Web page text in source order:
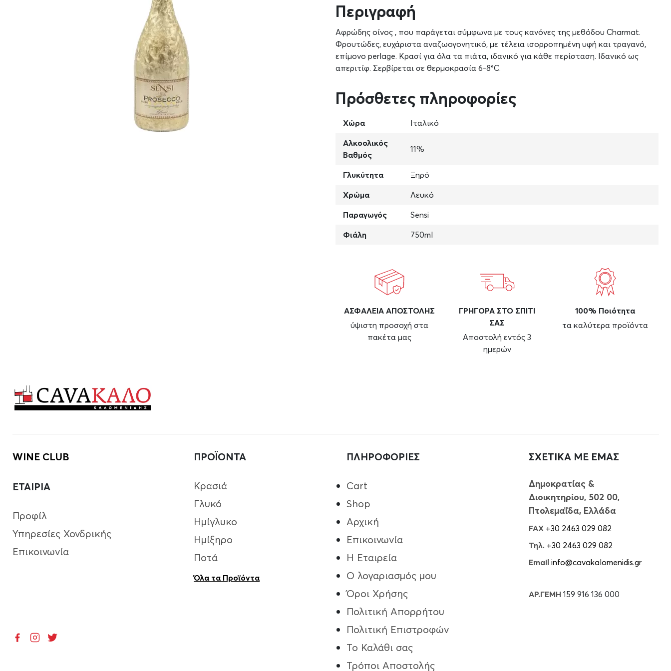
Περιγραφή
Αφρώδης οίνος , που παράγεται σύμφωνα με τους κανόνες της μεθόδου Charmat.
Φρουτώδες, ευχάριστα αναζωογονητικό, με τέλεια ισορροπημένη υφή και τραγανό,
επίμονο perlage. Κρασί για όλα τα πιάτα, ιδανικό για κάθε περίσταση. Ιδανικό ως
απεριτίφ. Σερβίρεται σε θερμοκρασία 6-8°C.
Πρόσθετες πληροφορίες
Χώρα
Ιταλικό
Αλκοολικός
Βαθμός
11%
Γλυκύτητα
Ξηρό
Χρώμα
Λευκό
Παραγωγός
Sensi
Φιάλη
750ml
ΑΣΦAΛΕΙΑ ΑΠΟΣΤΟΛΗΣ
ύψιστη προσοχή στα
πακέτα μας
ΓΡΗΓΟΡΑ ΣΤΟ ΣΠΙΤΙ
ΣΑΣ
Αποστολή εντός 3
ημερών
100% Ποιότητα
τα καλύτερα προϊόντα
WINE CLUB
ΕΤΑΙΡΙΑ
Προφίλ
Υπηρεσίες Χονδρικής
Επικοινωνία
ΠΡΟΪΟΝΤΑ
Κρασιά
Γλυκό
Ημίγλυκο
Ημίξηρο
Ποτά
Όλα τα Προϊόντα
ΠΛΗΡΟΦΟΡΙΕΣ
Cart
Shop
Αρχική
Επικοινωνία
Η Εταιρεία
Ο λογαριασμός μου
Όροι Χρήσης
Πολιτική Απορρήτου
Πολιτική Επιστροφών
Το Καλάθι σας
Τρόποι Aποστολής
ΣΧΕΤΙΚΑ ΜΕ ΕΜΑΣ
Δημοκρατίας &
Διοικητηρίου, 502 00,
Πτολεμαΐδα, Ελλάδα
FAX +30 2463 029 082
Τηλ. +30 2463 029 082
Email info@cavakalomenidis.gr
ΑΡ.ΓΕΜΗ 159 916 136 000